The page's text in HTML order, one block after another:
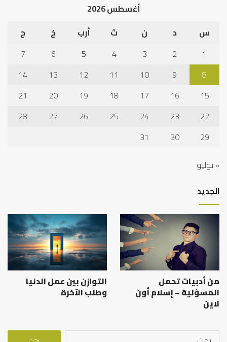
أغسطس 2026
س
د ن ث أرب خ
ج
1
2
3
4
5
6
7
8
9
10
11
12
13
14
15
16
17
18
19
20
21
22
23
24
25
26
27
28
29
30
31
« يوليو
الجديد
من أدبيات تحمل
المسؤلية – إسلام أون
لاين
التوازن بين عمل الدنيا
وطلب الآخرة
البحث